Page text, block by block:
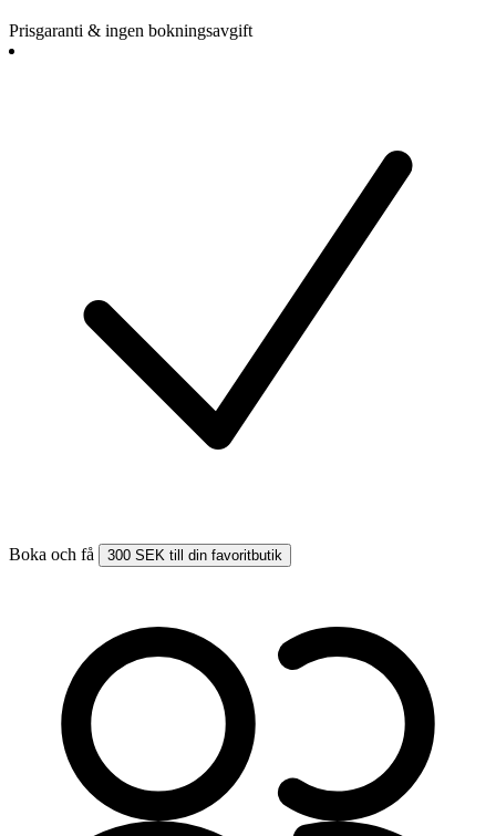
Prisgaranti & ingen bokningsavgift
Boka och få 300 SEK till din favoritbutik